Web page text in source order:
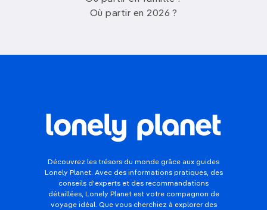
Où partir en 2026 ?
Découvrez les trésors du monde grâce aux guides
Lonely Planet. Avec des informations pratiques, des
conseils d'experts et des recommandations
détaillées, Lonely Planet est votre compagnon de
voyage idéal. Que vous cherchiez à explorer des